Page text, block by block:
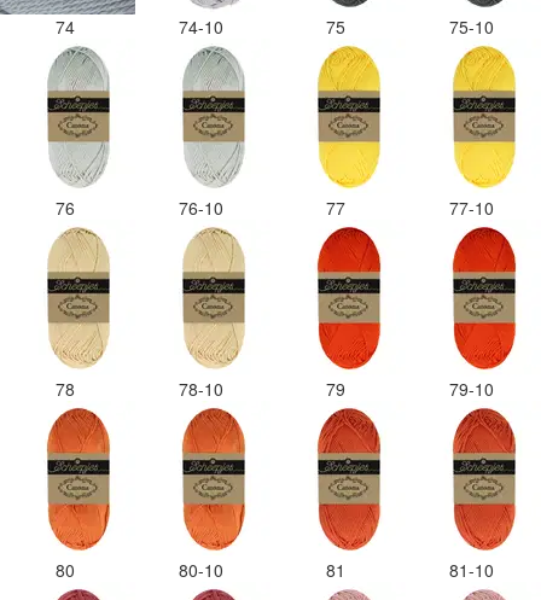
74 74-10 75 75-10
76 76-10 77 77-10
78 78-10 79 79-10
80 80-10 81 81-10